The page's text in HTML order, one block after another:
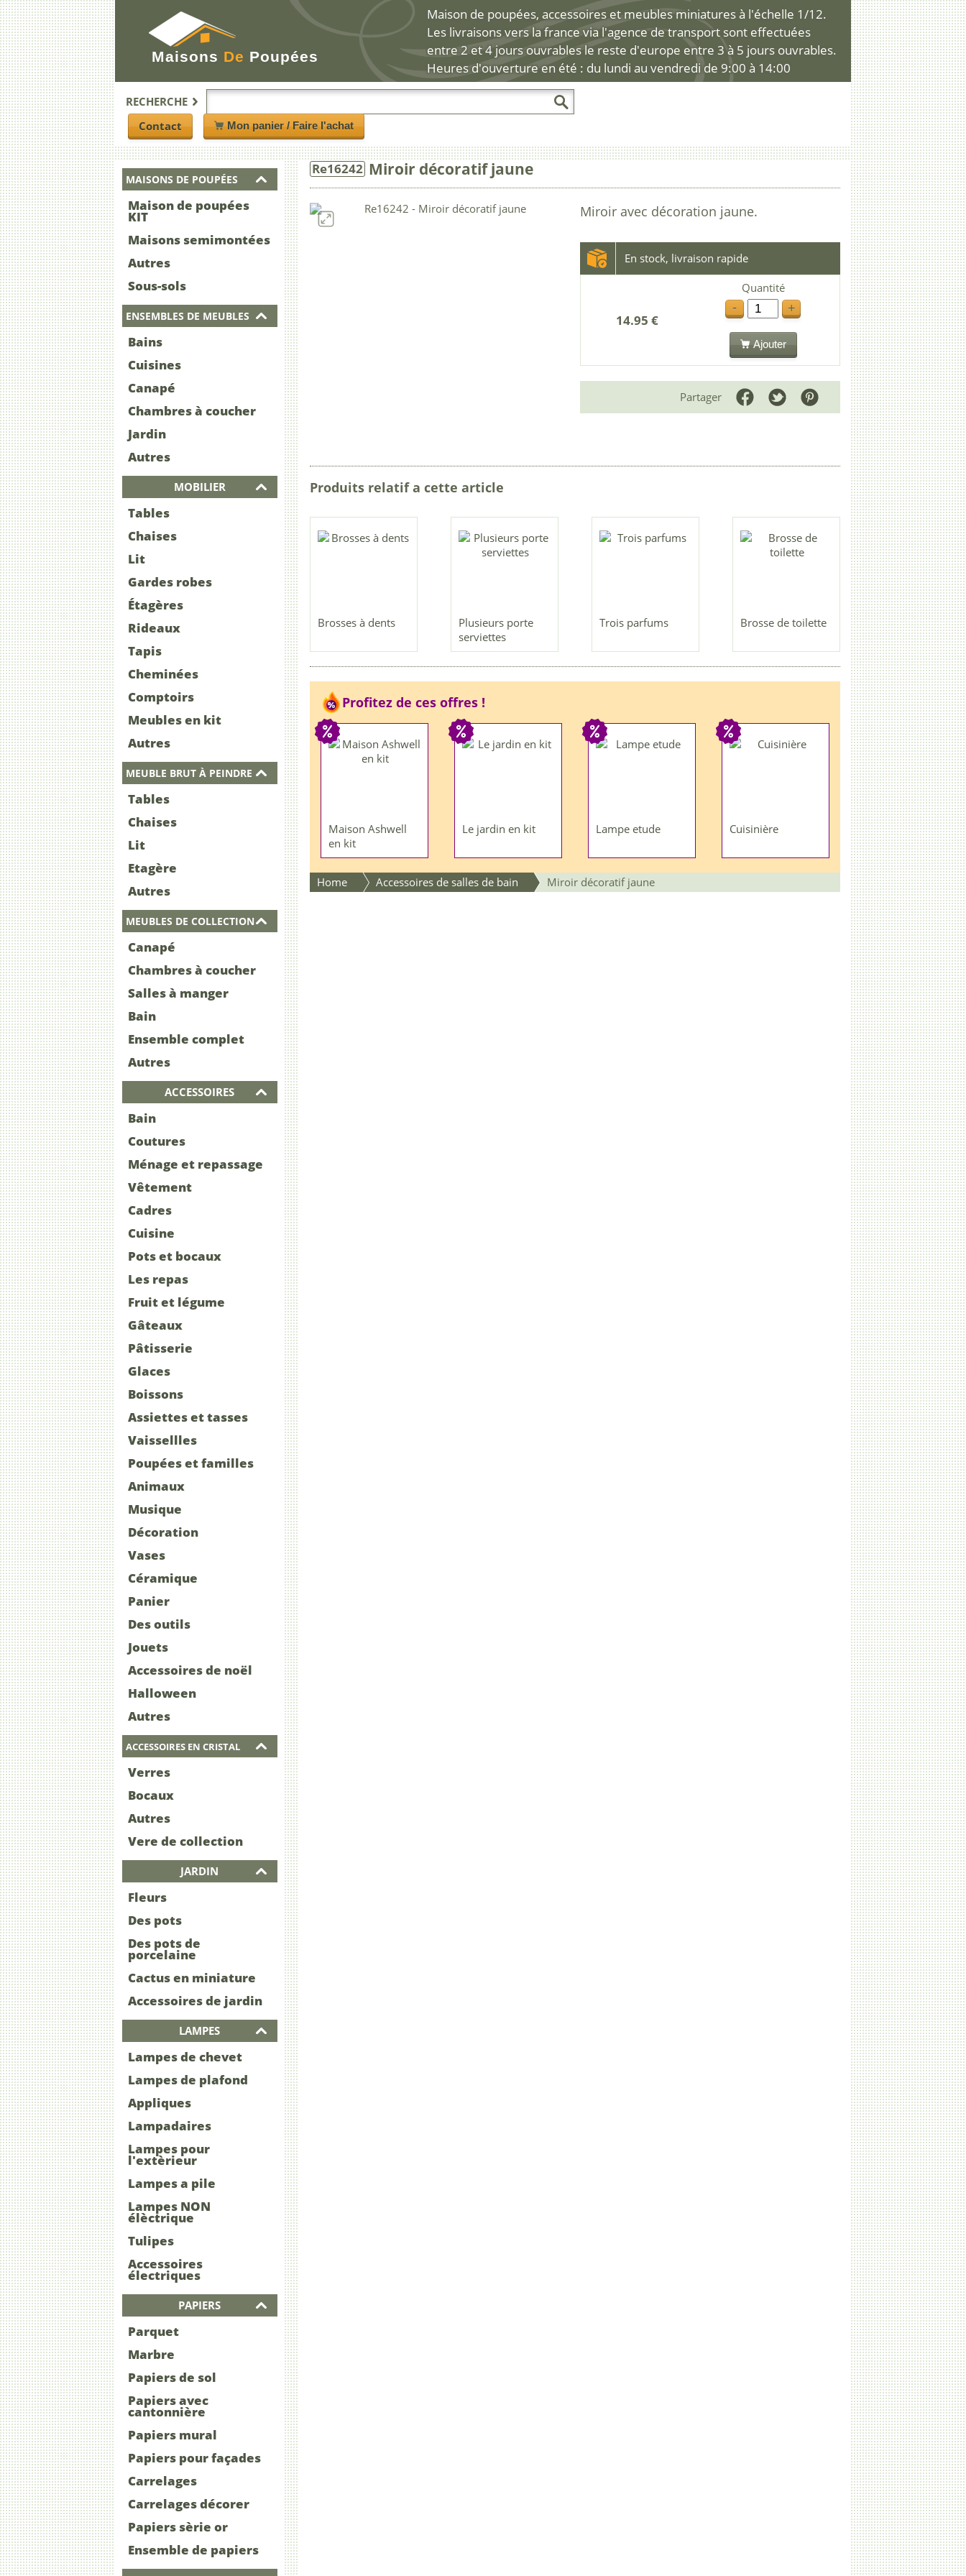
Maisons De Poupées
Maison de poupées, accessoires et meubles miniatures à l'échelle 1/12.
Les livraisons vers la france via l'agence de transport sont effectuées
entre 2 et 4 jours ouvrables le reste d'europe entre 3 à 5 jours ouvrables.
Heures d'ouverture en été : du lundi au vendredi de 9:00 à 14:00
RECHERCHE
Contact
Mon panier / Faire l'achat
MAISONS DE POUPÉES
Maison de poupées
KIT
Maisons semimontées
Autres
Sous-sols
ENSEMBLES DE MEUBLES
Bains
Cuisines
Canapé
Chambres à coucher
Jardin
Autres
MOBILIER
Tables
Chaises
Lit
Gardes robes
Étagères
Rideaux
Tapis
Cheminées
Comptoirs
Meubles en kit
Autres
MEUBLE BRUT À PEINDRE
Tables
Chaises
Lit
Etagère
Autres
MEUBLES DE COLLECTION
Canapé
Chambres à coucher
Salles à manger
Bain
Ensemble complet
Autres
ACCESSOIRES
Bain
Coutures
Ménage et repassage
Vêtement
Cadres
Cuisine
Pots et bocaux
Les repas
Fruit et légume
Gâteaux
Pâtisserie
Glaces
Boissons
Assiettes et tasses
Vaissellles
Poupées et familles
Animaux
Musique
Décoration
Vases
Céramique
Panier
Des outils
Jouets
Accessoires de noël
Halloween
Autres
ACCESSOIRES EN CRISTAL
Verres
Bocaux
Autres
Vere de collection
JARDIN
Fleurs
Des pots
Des pots de
porcelaine
Cactus en miniature
Accessoires de jardin
LAMPES
Lampes de chevet
Lampes de plafond
Appliques
Lampadaires
Lampes pour
l'extèrieur
Lampes a pile
Lampes NON
élèctrique
Tulipes
Accessoires
électriques
PAPIERS
Parquet
Marbre
Papiers de sol
Papiers avec
cantonnière
Papiers mural
Papiers pour façades
Carrelages
Carrelages décorer
Papiers sèrie or
Ensemble de papiers
Re16242 Miroir décoratif jaune
Miroir avec décoration jaune.
En stock, livraison rapide
14.95 €
Quantité
-
+
Ajouter
Partager
Produits relatif a cette article
Brosses à dents
Plusieurs porte
serviettes
Trois parfums Brosse de toilette
Profitez de ces offres !
Maison Ashwell
en kit
Le jardin en kit Lampe etude Cuisinière
Home Accessoires de salles de bain Miroir décoratif jaune